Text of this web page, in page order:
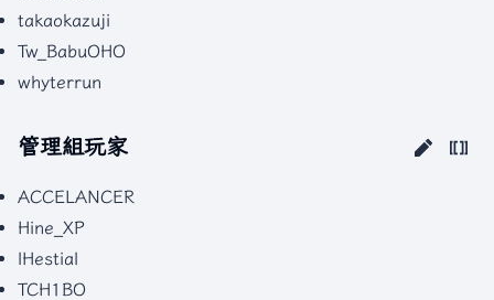
takaokazuji
Tw_BabuOHO
whyterrun
管理組玩家
ACCELANCER
Hine_XP
lHestial
TCH1BO